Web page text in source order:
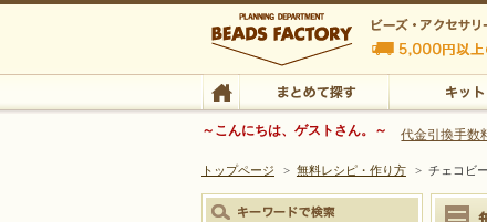
ビーズファクトリー ビーズ・パーツ・金具な
ビーズ・アクセサ
ビーズ・アクセサリーの専門店 ビーズファク
～こんにちは、ゲストさん。～ 代金引換手数
トップページ > 無料レシピ・作り方 > チェコビ